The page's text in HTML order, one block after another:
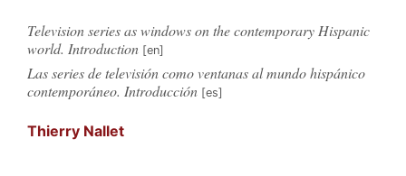
Television series as windows on the contemporary Hispanic
world. Introduction
Las series de televisión como ventanas al mundo hispánico
contemporáneo. Introducción
Thierry Nallet